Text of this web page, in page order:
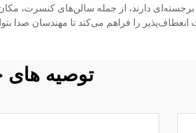
دارند، از جمله سالن‌های کنسرت،
انعطاف‌پذیر را فراهم می‌کند تا مهندسان صدا
توصیه